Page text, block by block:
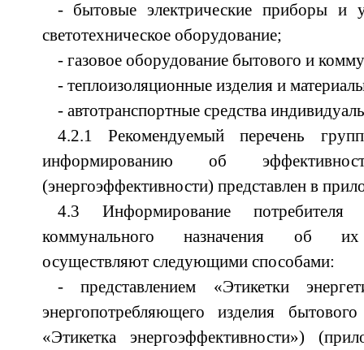
- бытовые электрические приборы и
светотехническое оборудование;
- газовое оборудование бытового и
- теплоизоляционные изделия и
- автотранспортные средства
4.2.1 Рекомендуемый перечень
информированию об
(энергоэффективности) представлен в
4.3 Информирование
коммунального назначения об их
осуществляют следующими способами:
- представлением «Этикетки
энергопотребляющего изделия
«Этикетка энергоэффективности»)